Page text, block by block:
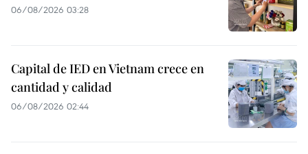
06/08/2026 03:28
Capital de IED en Vietnam crece en
cantidad y calidad
06/08/2026 02:44